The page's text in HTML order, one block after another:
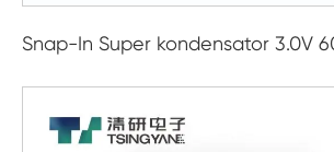
Snap-In Super kondensator 3.0V